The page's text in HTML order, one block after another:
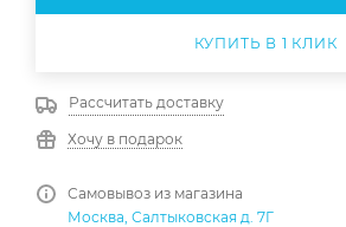
КУПИТЬ В 1 КЛИК
Рассчитать доставку
Хочу в подарок
Самовывоз из магазина
Москва, Салтыковская д. 7Г